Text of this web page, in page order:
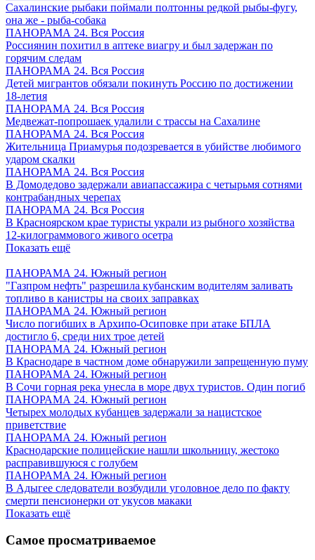
Сахалинские рыбаки поймали полтонны редкой рыбы-фугу,
она же - рыба-собака
ПАНОРАМА 24. Вся Россия
Россиянин похитил в аптеке виагру и был задержан по
горячим следам
ПАНОРАМА 24. Вся Россия
Детей мигрантов обязали покинуть Россию по достижении
18-летия
ПАНОРАМА 24. Вся Россия
Медвежат-попрошаек удалили с трассы на Сахалине
ПАНОРАМА 24. Вся Россия
Жительница Приамурья подозревается в убийстве любимого
ударом скалки
ПАНОРАМА 24. Вся Россия
В Домодедово задержали авиапассажира с четырьмя сотнями
контрабандных черепах
ПАНОРАМА 24. Вся Россия
В Красноярском крае туристы украли из рыбного хозяйства
12-килограммового живого осетра
Показать ещё
ПАНОРАМА 24. Южный регион
"Газпром нефть" разрешила кубанским водителям заливать
топливо в канистры на своих заправках
ПАНОРАМА 24. Южный регион
Число погибших в Архипо-Осиповке при атаке БПЛА
достигло 6, среди них трое детей
ПАНОРАМА 24. Южный регион
В Краснодаре в частном доме обнаружили запрещенную пуму
ПАНОРАМА 24. Южный регион
В Сочи горная река унесла в море двух туристов. Один погиб
ПАНОРАМА 24. Южный регион
Четырех молодых кубанцев задержали за нацистское
приветствие
ПАНОРАМА 24. Южный регион
Краснодарские полицейские нашли школьницу, жестоко
расправившуюся с голубем
ПАНОРАМА 24. Южный регион
В Адыгее следователи возбудили уголовное дело по факту
смерти пенсионерки от укусов макаки
Показать ещё
Самое просматриваемое